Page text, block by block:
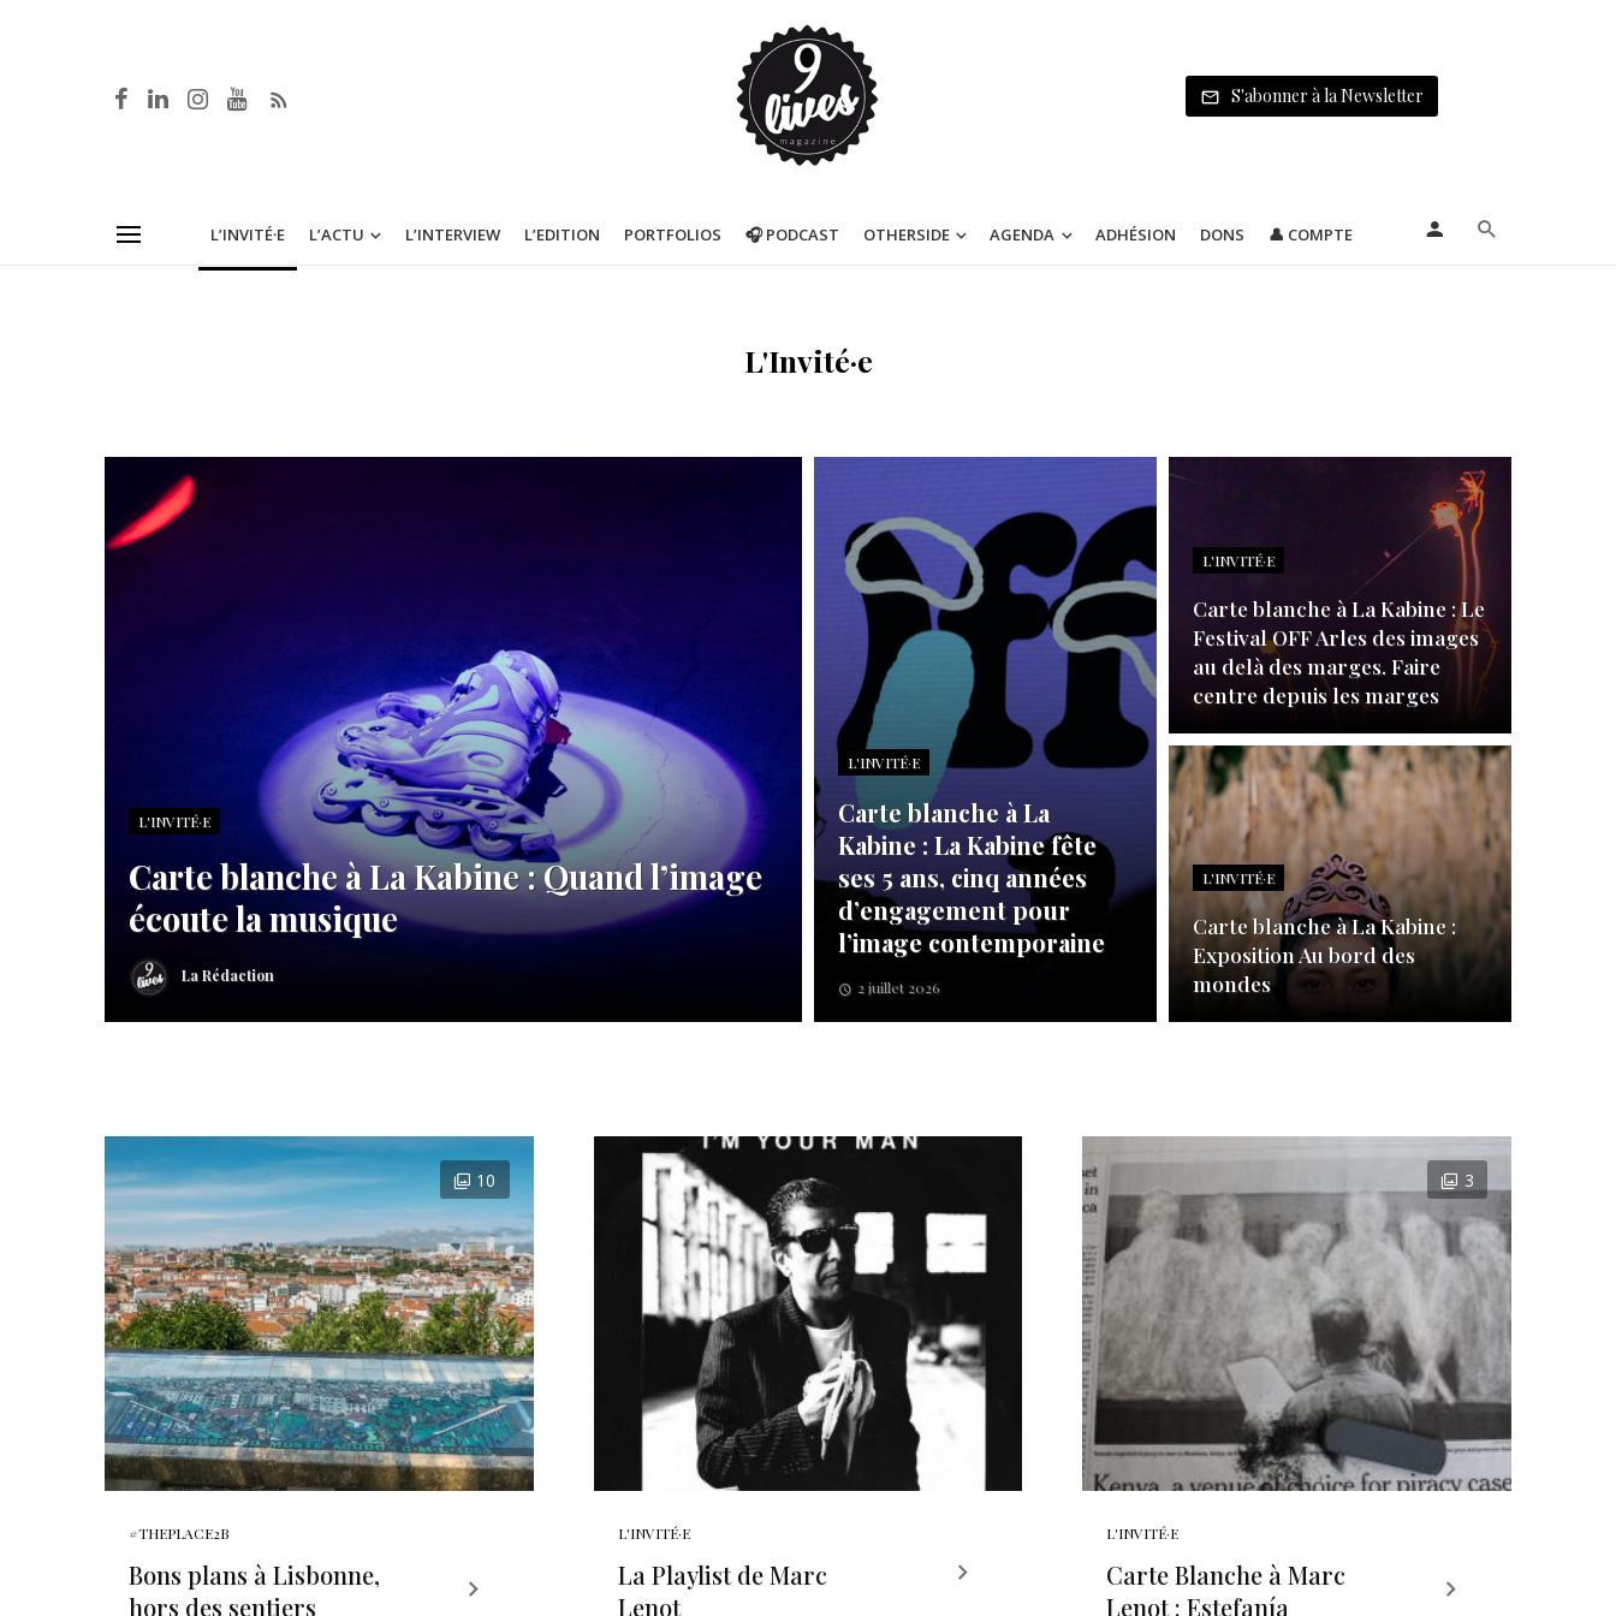
S'abonner à la Newsletter
L’INVITÉ·E L’ACTU L’INTERVIEW L’EDITION PORTFOLIOS 🎧 PODCAST OTHERSIDE AGENDA ADHÉSION DONS 👤 COMPTE
L'Invité·e
L'INVITÉ·E
Carte blanche à La Kabine : Quand l’image
écoute la musique
La Rédaction
L'INVITÉ·E
Carte blanche à La
Kabine : La Kabine fête
ses 5 ans, cinq années
d’engagement pour
l’image contemporaine
2 juillet 2026
L'INVITÉ·E
Carte blanche à La Kabine : Le
Festival OFF Arles des images
au delà des marges. Faire
centre depuis les marges
L'INVITÉ·E
Carte blanche à La Kabine :
Exposition Au bord des
mondes
10
#THEPLACE2B
Bons plans à Lisbonne,
hors des sentiers
L'INVITÉ·E
La Playlist de Marc
Lenot
3
L'INVITÉ·E
Carte Blanche à Marc
Lenot : Estefanía